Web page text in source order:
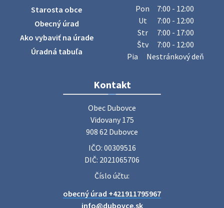
Obecný úrad oznamuje občanom, že v stredu 29. júla 2026
sa v našej obci uskutoční zber železa. Pracovníci Obecného
úradu budú od 8.00 hod. prechádzať obcou a zbierať
železný odpad …
27. júla 2026 06:31
Zájazd do Veľkého Medera
Základná organizácia Únie žien Slovenska Dubovce
srdečne pozýva svoje členky, ich rodinných príslušníkov aj
priateľov na jednodňový zájazd na termálne kúpalisko
Poradne komplexnej pomoci
diskrétne komplexné odborné poradenstvo. Tím
odborníkov Vám pomôžte nájsť riešenie v piatich kľúčových
Starosta obce
Obecný úrad
Ako vybaviť na úrade
Úradná tabuľa
Pon
7:00 - 12:00
Ut
7:00 - 12:00
Str
7:00 - 17:00
Štv
7:00 - 12:00
Pia
Nestránkový deň
Kontakt
Obec Dubovce
Vidovany 175
908 62 Dubovce
IČO: 00309516
DIČ: 2021065706
Číslo účtu:
obecný úrad +421911795967
info@dubovce.sk